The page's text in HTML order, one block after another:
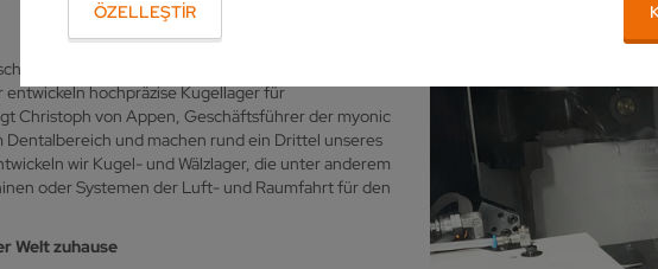
ÖZELLEŞTIR
mal ,auf den Zahn gefühlt‘ – und das im
entwickeln hochpräzise Kugellager für
Christoph von Appen, Geschäftsführer der myonic
Dentalbereich und machen rund ein Drittel unseres
wir Kugel- und Wälzlager, die unter anderem
oder Systemen der Luft- und Raumfahrt für den
Welt zuhause